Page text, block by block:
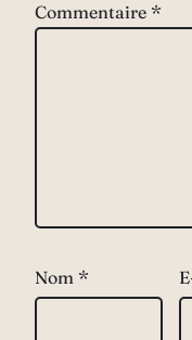
Commentaire *
Nom *